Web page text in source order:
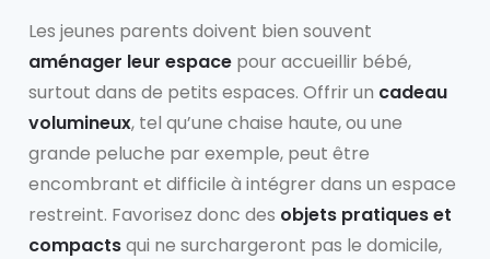
Les jeunes parents doivent bien souvent
aménager leur espace pour accueillir bébé,
surtout dans de petits espaces. Offrir un cadeau
volumineux, tel qu’une chaise haute, ou une
grande peluche par exemple, peut être
encombrant et difficile à intégrer dans un espace
restreint. Favorisez donc des objets pratiques et
compactsqui ne surchargeront pas le domicile,